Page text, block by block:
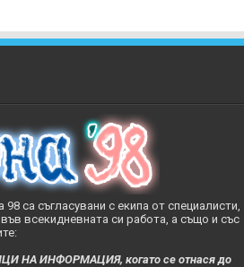
са съгласувани с екипа от специалисти,
всекидневната си работа, а също и със
НА ИНФОРМАЦИЯ, когато се отнася до